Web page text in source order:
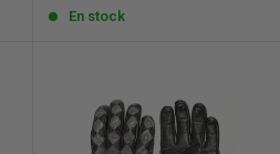
venta
En stock